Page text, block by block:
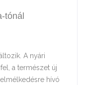
tónál
A nyári
a természet új
hívó